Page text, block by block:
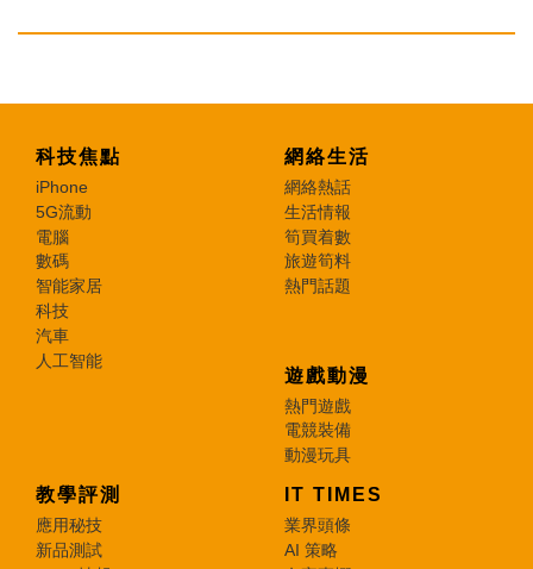
科技焦點
iPhone
5G流動
電腦
數碼
智能家居
科技
汽車
人工智能
網絡生活
網絡熱話
生活情報
筍買着數
旅遊筍料
熱門話題
遊戲動漫
熱門遊戲
電競裝備
動漫玩具
教學評測
應用秘技
新品測試
IT TIMES
業界頭條
AI 策略